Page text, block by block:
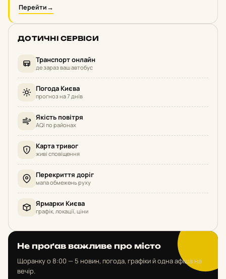
Перейти→
ДОТИЧНІ СЕРВІСИ
Транспорт онлайн
де зараз ваш автобус
Погода Києва
прогноз на 7 днів
Якість повітря
AQI по районах
Карта тривог
живі сповіщення
Перекриття доріг
мапа обмежень руху
Ярмарки Києва
графік, локації, ціни
Не проґав важливе про місто
Щоранку о 8:00 — 5 новин, погода, графіки й одна афіша на
вечір.